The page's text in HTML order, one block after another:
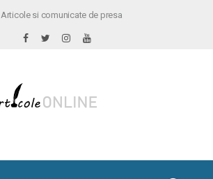
Articole si comunicate de presa